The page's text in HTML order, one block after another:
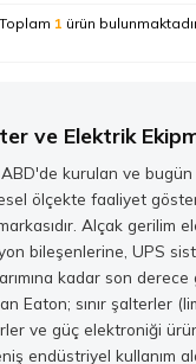
Toplam 1 ürün
ve Elektrik
ABD'de kurulan ve
ölçekte faaliyet
Alçak gerilim
bileşenlerine, UPS
kadar son
Eaton; sınır şalterler
ve güç elektroniği
endüstriyel kullanım